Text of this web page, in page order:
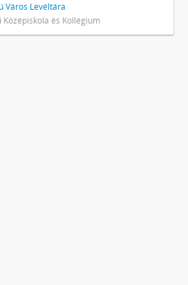
Város Levéltára
Középiskola és Kollégium